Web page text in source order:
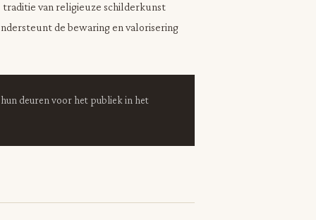
traditie van religieuze schilderkunst
de bewaring en valorisering
deuren voor het publiek in het